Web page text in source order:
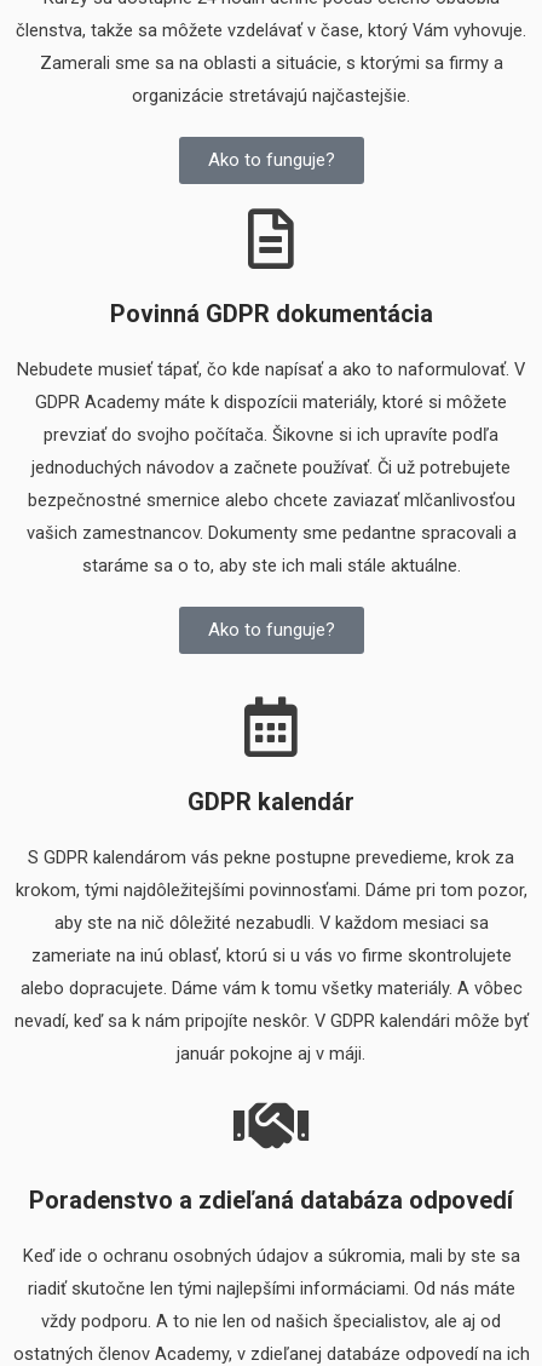
členstva, takže sa môžete vzdelávať v čase, ktorý Vám vyhovuje.
Zamerali sme sa na oblasti a situácie, s ktorými sa firmy a
organizácie stretávajú najčastejšie.
Ako to funguje?
Povinná GDPR dokumentácia
Nebudete musieť tápať, čo kde napísať a ako to naformulovať. V
GDPR Academy máte k dispozícii materiály, ktoré si môžete
prevziať do svojho počítača. Šikovne si ich upravíte podľa
jednoduchých návodov a začnete používať. Či už potrebujete
bezpečnostné smernice alebo chcete zaviazať mlčanlivosťou
vašich zamestnancov. Dokumenty sme pedantne spracovali a
staráme sa o to, aby ste ich mali stále aktuálne.
Ako to funguje?
GDPR kalendár
S GDPR kalendárom vás pekne postupne prevedieme, krok za
krokom, tými najdôležitejšími povinnosťami. Dáme pri tom pozor,
aby ste na nič dôležité nezabudli. V každom mesiaci sa
zameriate na inú oblasť, ktorú si u vás vo firme skontrolujete
alebo dopracujete. Dáme vám k tomu všetky materiály. A vôbec
nevadí, keď sa k nám pripojíte neskôr. V GDPR kalendári môže byť
január pokojne aj v máji.
Poradenstvo a zdieľaná databáza odpovedí
Keď ide o ochranu osobných údajov a súkromia, mali by ste sa
riadiť skutočne len tými najlepšími informáciami. Od nás máte
vždy podporu. A to nie len od našich špecialistov, ale aj od
ostatných členov Academy, v zdieľanej databáze odpovedí na ich